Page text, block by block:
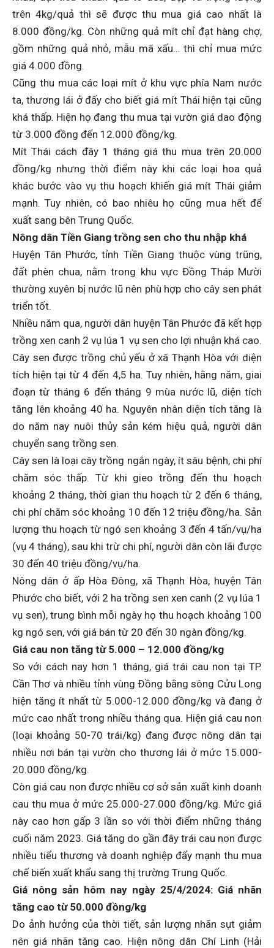
trên 4kg/quả thì sẽ được thu mua giá cao nhất là
8.000 đồng/kg. Còn những quả mít chỉ đạt hàng chợ,
gồm những quả nhỏ, mẫu mã xấu… thì chỉ mua mức
giá 4.000 đồng.
Cũng thu mua các loại mít ở khu vực phía Nam nước
ta, thương lái ở đấy cho biết giá mít Thái hiện tại cũng
khá thấp. Hiện họ đang thu mua tại vườn giá dao động
từ 3.000 đồng đến 12.000 đồng/kg.
Mít Thái cách đây 1 tháng giá thu mua trên 20.000
đồng/kg nhưng thời điểm này khi các loại hoa quả
khác bước vào vụ thu hoạch khiến giá mít Thái giảm
mạnh. Tuy nhiên, có bao nhiêu họ cũng mua hết để
xuất sang bên Trung Quốc.
Nông dân Tiền Giang trồng sen cho thu nhập khá
Huyện Tân Phước, tỉnh Tiền Giang thuộc vùng trũng,
đất phèn chua, nằm trong khu vực Đồng Tháp Mười
thường xuyên bị nước lũ nên phù hợp cho cây sen phát
triển tốt.
Nhiều năm qua, người dân huyện Tân Phước đã kết hợp
trồng xen canh 2 vụ lúa 1 vụ sen cho lợi nhuận khá cao.
Cây sen được trồng chủ yếu ở xã Thạnh Hòa với diện
tích hiện tại từ 4 đến 4,5 ha. Tuy nhiên, hằng năm, giai
đoạn từ tháng 6 đến tháng 9 mùa nước lũ, diện tích
tăng lên khoảng 40 ha. Nguyên nhân diện tích tăng là
do năm nay nuôi thủy sản kém hiệu quả, người dân
chuyển sang trồng sen.
Cây sen là loại cây trồng ngắn ngày, ít sâu bệnh, chi phí
chăm sóc thấp. Từ khi gieo trồng đến thu hoạch
khoảng 2 tháng, thời gian thu hoạch từ 2 đến 6 tháng,
chi phí chăm sóc khoảng 10 đến 12 triệu đồng/ha. Sản
lượng thu hoạch từ ngó sen khoảng 3 đến 4 tấn/vụ/ha
(vụ 4 tháng), sau khi trừ chi phí, người dân còn lãi được
30 đến 40 triệu đồng/vụ/ha.
Nông dân ở ấp Hòa Đông, xã Thạnh Hòa, huyện Tân
Phước cho biết, với 2 ha trồng sen xen canh (2 vụ lúa 1
vụ sen), trung bình mỗi ngày họ thu hoạch khoảng 100
kg ngó sen, với giá bán từ 20 đến 30 ngàn đồng/kg.
Giá cau non tăng từ 5.000 – 12.000 đồng/kg
So với cách nay hơn 1 tháng, giá trái cau non tại TP.
Cần Thơ và nhiều tỉnh vùng Ðồng bằng sông Cửu Long
hiện tăng ít nhất từ 5.000-12.000 đồng/kg và đang ở
mức cao nhất trong nhiều tháng qua. Hiện giá cau non
(loại khoảng 50-70 trái/kg) đang được nông dân tại
nhiều nơi bán tại vườn cho thương lái ở mức 15.000-
20.000 đồng/kg.
Còn giá cau non được nhiều cơ sở sản xuất kinh doanh
cau thu mua ở mức 25.000-27.000 đồng/kg. Mức giá
này cao hơn gấp 3 lần so với thời điểm những tháng
cuối năm 2023. Giá tăng do gần đây trái cau non được
nhiều tiểu thương và doanh nghiệp đẩy mạnh thu mua
chế biến xuất khẩu sang thị trường Trung Quốc.
Giá nông sản hôm nay ngày 25/4/2024: Giá nhãn
tăng cao từ 50.000 đồng/kg
Do ảnh hưởng của thời tiết, sản lượng nhãn sụt giảm
nên giá nhãn tăng cao. Hiện nông dân Chí Linh (Hải